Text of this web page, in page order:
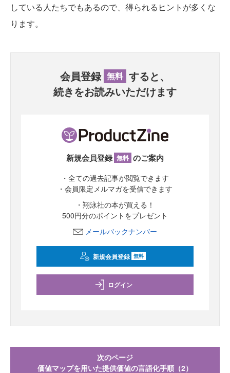
している人たちでもあるので、得られるヒントが多くな
ります。
会員登録 無料 すると、
続きをお読みいただけます
新規会員登録 無料 のご案内
・全ての過去記事が閲覧できます
・会員限定メルマガを受信できます
・翔泳社の本が買える！
500円分のポイントをプレゼント
メールバックナンバー
新規会員登録 無料
ログイン
次のページ
価値マップを用いた提供価値の言語化手順（2）